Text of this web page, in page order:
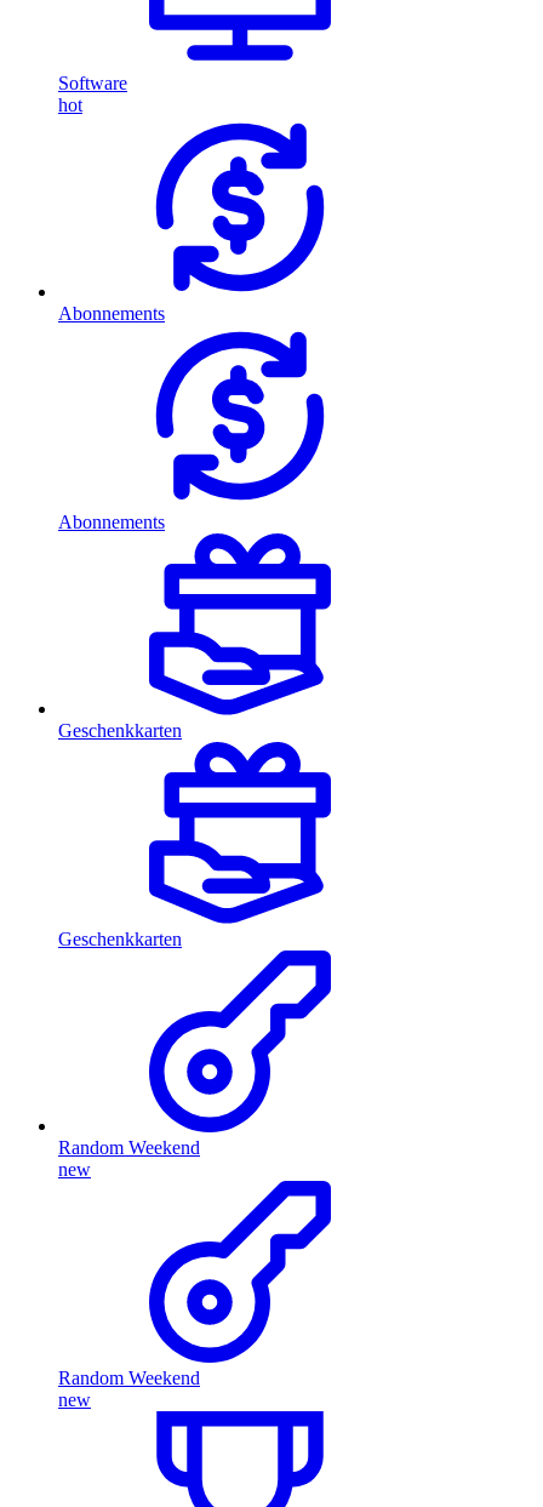
Software
hot
Abonnements
Abonnements
Geschenkkarten
Geschenkkarten
Random Weekend
new
Random Weekend
new